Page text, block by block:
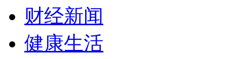
财经新闻
健康生活